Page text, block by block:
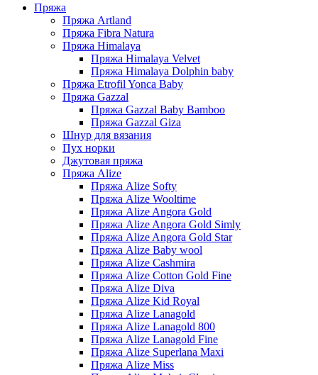
Пряжа
Пряжа Artland
Пряжа Fibra Natura
Пряжа Himalaya
Пряжа Himalaya Velvet
Пряжа Himalaya Dolphin baby
Пряжа Etrofil Yonca Baby
Пряжа Gazzal
Пряжа Gazzal Baby Bamboo
Пряжа Gazzal Giza
Шнур для вязания
Пух норки
Джутовая пряжа
Пряжа Alize
Пряжа Alize Softy
Пряжа Alize Wooltime
Пряжа Alize Angora Gold
Пряжа Alize Angora Gold Simly
Пряжа Alize Angora Gold Star
Пряжа Alize Baby wool
Пряжа Alize Cashmira
Пряжа Alize Cotton Gold Fine
Пряжа Alize Diva
Пряжа Alize Kid Royal
Пряжа Alize Lanagold
Пряжа Alize Lanagold 800
Пряжа Alize Lanagold Fine
Пряжа Alize Superlana Maxi
Пряжа Alize Miss